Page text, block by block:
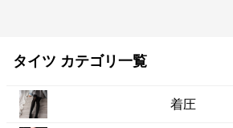
タイツ カテゴリ一覧
着圧